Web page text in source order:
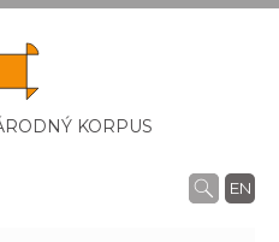
KORPUS
EN